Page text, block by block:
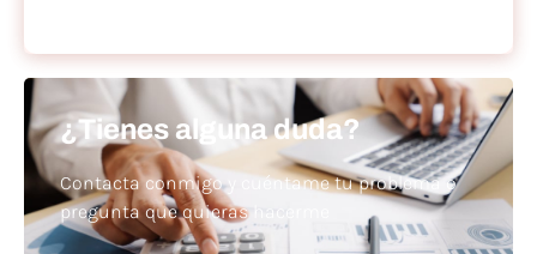
¿Tienes alguna duda?
Contacta conmigo y cuéntame tu problema o
pregunta que quieras hacerme